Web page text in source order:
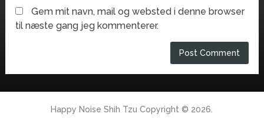
Gem mit navn, mail og websted i denne browser
til næste gang jeg kommenterer.
Happy Noise Shih Tzu Copyright © 2026.